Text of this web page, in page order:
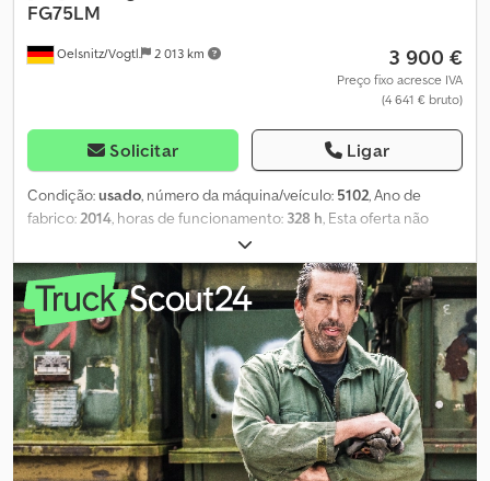
Oelsnitz/Vogtl. 2 013 km
FG75LM
3 900 €
Preço fixo acresce IVA
(4 641 € bruto)
Solicitar Ligar
Condição:usado, número da máquina/veículo: 5102, Ano de
fabrico:2014, horas de funcionamento: 328 h, Esta oferta não
constitui uma oferta vinculativa e pode conter erros. Não há
garantia para todas as informações apresentadas. Esta oferta não
constitui uma oferta vinculativa e pode conter erros. Não há
garantia para todas as informações apresentadas. Dedpfozb Ttrox
Ai Esck